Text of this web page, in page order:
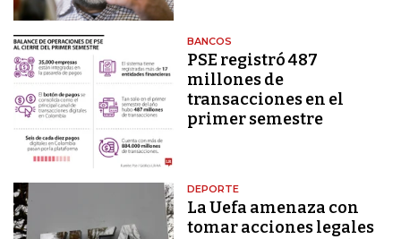
BANCOS
PSE registró 487
millones de
transacciones en el
primer semestre
DEPORTE
La Uefa amenaza con
tomar acciones legales